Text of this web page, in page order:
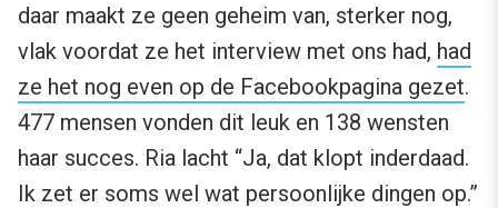
daar maakt ze geen geheim van, sterker nog,
vlak voordat ze het interview met ons had, had
ze het nog even op de Facebookpagina gezet.
477 mensen vonden dit leuk en 138 wensten
haar succes. Ria lacht “Ja, dat klopt inderdaad.
Ik zet er soms wel wat persoonlijke dingen op.”